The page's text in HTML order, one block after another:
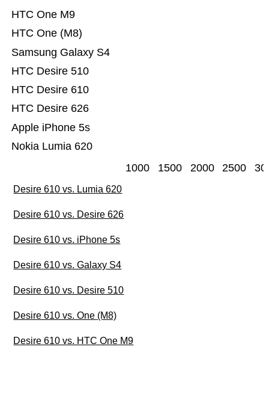
Nokia Lumia 620
Apple iPhone 5s
HTC Desire 626
HTC Desire 610
HTC Desire 510
Samsung Galaxy S4
HTC One (M8)
HTC One M9
1000 1500 2000 2500
Desire 610 vs. Lumia 620
Desire 610 vs. Desire 626
Desire 610 vs. iPhone 5s
Desire 610 vs. Galaxy S4
Desire 610 vs. Desire 510
Desire 610 vs. One (M8)
Desire 610 vs. HTC One M9